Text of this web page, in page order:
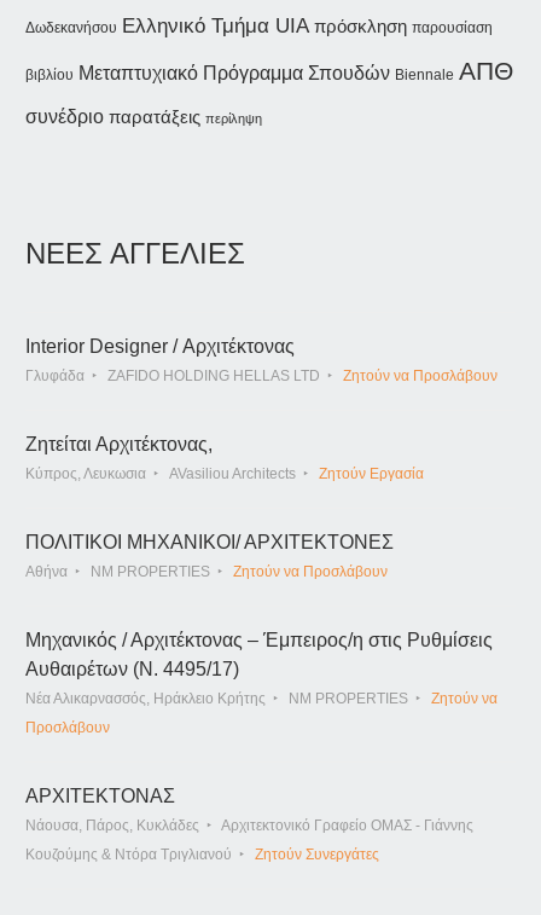
Δωδεκανήσου Ελληνικό Τμήμα UIA πρόσκληση παρουσίαση
βιβλίου Μεταπτυχιακό Πρόγραμμα Σπουδών Biennale ΑΠΘ
συνέδριο παρατάξεις περίληψη
ΝΕΕΣ ΑΓΓΕΛΙΕΣ
Interior Designer / Αρχιτέκτονας
Γλυφάδα ZAFIDO HOLDING HELLAS LTD Ζητούν να Προσλάβουν
Ζητείται Αρχιτέκτονας,
Κύπρος, Λευκωσια AVasiliou Architects Ζητούν Εργασία
ΠΟΛΙΤΙΚΟΙ ΜΗΧΑΝΙΚΟΙ/ ΑΡΧΙΤΕΚΤΟΝΕΣ
Αθήνα NM PROPERTIES Ζητούν να Προσλάβουν
Μηχανικός / Αρχιτέκτονας – Έμπειρος/η στις Ρυθμίσεις
Αυθαιρέτων (Ν. 4495/17)
Νέα Αλικαρνασσός, Ηράκλειο Κρήτης NM PROPERTIES
Ζητούν να
Προσλάβουν
ΑΡΧΙΤΕΚΤΟΝΑΣ
Νάουσα, Πάρος, Κυκλάδες
Αρχιτεκτονικό Γραφείο ΟΜΑΣ - Γιάννης
Κουζούμης & Ντόρα Τριγλιανού
Ζητούν Συνεργάτες